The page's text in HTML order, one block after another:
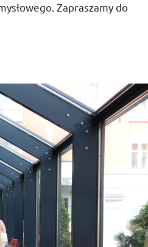
Zapraszamy do